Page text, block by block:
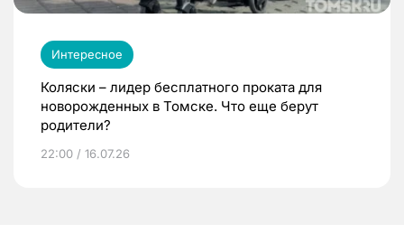
Интересное
Коляски – лидер бесплатного проката для
новорожденных в Томске. Что еще берут
родители?
22:00 / 16.07.26